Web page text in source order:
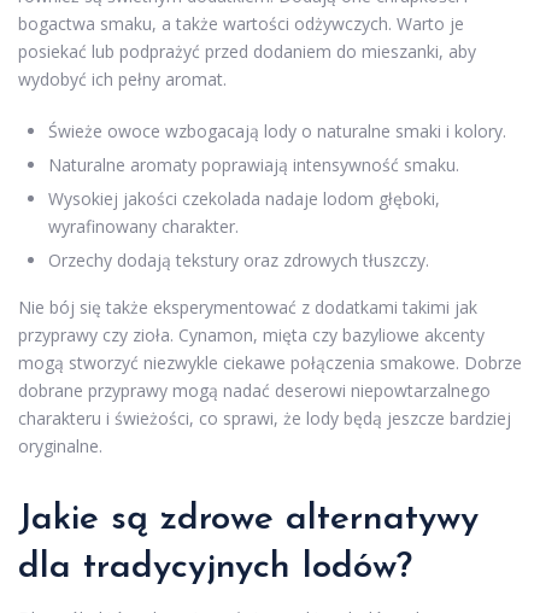
bogactwa smaku, a także wartości odżywczych. Warto je
posiekać lub podprażyć przed dodaniem do mieszanki, aby
wydobyć ich pełny aromat.
Świeże owoce wzbogacają lody o naturalne smaki i kolory.
Naturalne aromaty poprawiają intensywność smaku.
Wysokiej jakości czekolada nadaje lodom głęboki,
wyrafinowany charakter.
Orzechy dodają tekstury oraz zdrowych tłuszczy.
Nie bój się także eksperymentować z dodatkami takimi jak
przyprawy czy zioła. Cynamon, mięta czy bazyliowe akcenty
mogą stworzyć niezwykle ciekawe połączenia smakowe. Dobrze
dobrane przyprawy mogą nadać deserowi niepowtarzalnego
charakteru i świeżości, co sprawi, że lody będą jeszcze bardziej
oryginalne.
Jakie są zdrowe alternatywy
dla tradycyjnych lodów?